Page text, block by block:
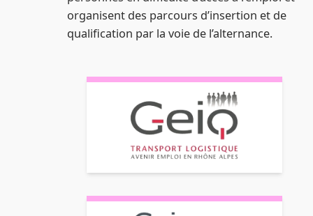
organisent des parcours d’insertion et de
qualification par la voie de l’alternance.